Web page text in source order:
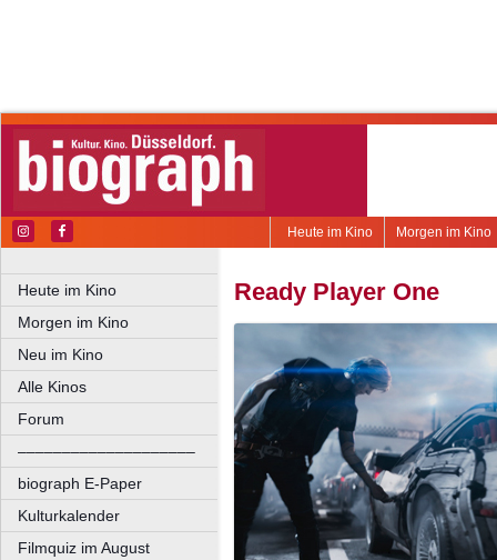
Morgen im Kino
Heute im Kino
Heute im Kino
Morgen im Kino
Neu im Kino
Alle Kinos
Forum
––––––––––––––––––––
biograph E-Paper
Kulturkalender
Filmquiz im August
Ready Player One